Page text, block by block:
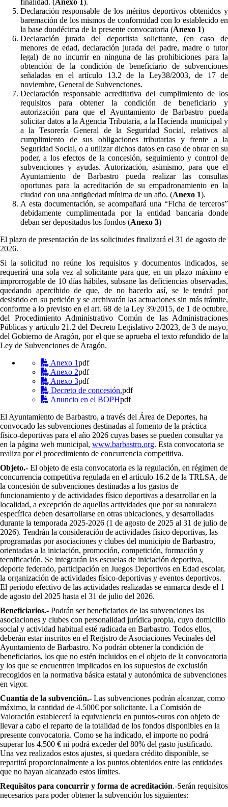
Declaración responsable de los méritos deportivos obtenidos y
baremación de los mismos de conformidad con lo establecido en
la base duodécima de la presente convocatoria (Anexo 1)
Declaración jurada del deportista solicitante, (en caso de
menores de edad, declaración jurada del padre, madre o tutor
legal) de no incurrir en ninguna de las prohibiciones para la
obtención de la condición de beneficiario de subvenciones
señaladas en el artículo 13.2 de la Ley38/2003, de 17 de
noviembre, General de Subvenciones.
Declaración responsable acreditativa del cumplimiento de los
requisitos para obtener la condición de beneficiario y
autorización para que el Ayuntamiento de Barbastro pueda
solicitar datos a la Agencia Tributaria, a la Hacienda municipal y
a la Tesorería General de la Seguridad Social, relativos al
cumplimiento de sus obligaciones tributarias y frente a la
Seguridad Social, o a utilizar dichos datos en caso de obrar en su
poder, a los efectos de la concesión, seguimiento y control de
subvenciones y ayudas. Autorización, asimismo, para que el
Ayuntamiento de Barbastro pueda realizar las consultas
oportunas para la acreditación de su empadronamiento en la
ciudad con una antigüedad mínima de un año. (Anexo 1).
A esta documentación, se acompañará una “Ficha de terceros”
debidamente cumplimentada por la entidad bancaria donde
deban ser depositados los fondos (Anexo 3)
El plazo de presentación de las solicitudes finalizará el 31 de agosto de
2026.
Si la solicitud no reúne los requisitos y documentos indicados, se
requerirá una sola vez al solicitante para que, en un plazo máximo e
improrrogable de 10 días hábiles, subsane las deficiencias observadas,
quedando apercibido de que, de no hacerlo así, se le tendrá por
desistido en su petición y se archivarán las actuaciones sin más trámite,
conforme a lo previsto en el art. 68 de la Ley 39/2015, de 1 de octubre,
del Procedimiento Administrativo Común de las Administraciones
Públicas y artículo 21.2 del Decreto Legislativo 2/2023, de 3 de mayo,
del Gobierno de Aragón, por el que se aprueba el texto refundido de la
Ley de Subvenciones de Aragón.
Anexo 1pdf
Anexo 2pdf
Anexo 3pdf
Decreto de concesión.pdf
Anuncio en el BOPHpdf
El Ayuntamiento de Barbastro, a través del Área de Deportes, ha
convocado las subvenciones destinadas al fomento de la práctica
físico-deportivas para el año 2026 cuyas bases se pueden consultar ya
en la página web municipal, www.barbastro.org. Esta convocatoria se
realiza por el procedimiento de concurrencia competitiva.
Objeto.- El objeto de esta convocatoria es la regulación, en régimen de
concurrencia competitiva regulada en el artículo 16.2 de la TRLSA, de
la concesión de subvenciones destinadas a los gastos de
funcionamiento y de actividades físico deportivas a desarrollar en la
localidad, a excepción de aquellas actividades que por su naturaleza
específica deben desarrollarse en otras ubicaciones, y desarrolladas
durante la temporada 2025-2026 (1 de agosto de 2025 al 31 de julio de
2026). Tendrán la consideración de actividades físico deportivas, las
programadas por asociaciones y clubes del municipio de Barbastro,
orientadas a la iniciación, promoción, competición, formación y
tecnificación. Se integrarán las escuelas de iniciación deportiva,
deporte federado, participación en Juegos Deportivos en Edad escolar,
la organización de actividades físico-deportivas y eventos deportivos.
El periodo efectivo de las actividades realizadas se enmarca desde el 1
de agosto del 2025 hasta el 31 de julio del 2026.
Beneficiarios.- Podrán ser beneficiarios de las subvenciones las
asociaciones y clubes con personalidad jurídica propia, cuyo domicilio
social y actividad habitual esté radicada en Barbastro. Todos ellos,
deberán estar inscritos en el Registro de Asociaciones Vecinales del
Ayuntamiento de Barbastro. No podrán obtener la condición de
beneficiarios, los que no estén incluidos en el objeto de la convocatoria
y los que se encuentren implicados en los supuestos de exclusión
recogidos en la normativa básica estatal y autonómica de subvenciones
en vigor.
Cuantía de la subvención.- Las subvenciones podrán alcanzar, como
máximo, la cantidad de 4.500€ por solicitante. La Comisión de
Valoración establecerá la equivalencia en puntos-euros con objeto de
llevar a cabo el reparto de la totalidad de los fondos disponibles en la
presente convocatoria. Como se ha indicado, el importe no podrá
superar los 4.500 € ni podrá exceder del 80% del gasto justificado.
Una vez realizados estos ajustes, si quedara crédito disponible, se
repartirá proporcionalmente a los puntos obtenidos entre las entidades
que no hayan alcanzado estos límites.
Requisitos para concurrir y forma de acreditación.-Serán requisitos
necesarios para poder obtener la subvención los siguientes: